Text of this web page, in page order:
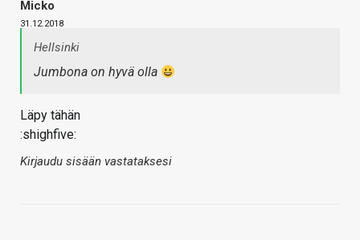
Micko
31.12.2018
Hellsinki
Jumbona on hyvä olla
Läpy tähän
:shighfive:
Kirjaudu sisään vastataksesi